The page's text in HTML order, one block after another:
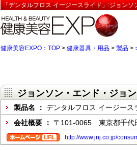
「デンタルフロス イージースライド」:ジョン
健康美容EXPO：TOP > 健康器具・用品 > 製品 >
ジョンソン・エンド・ジョ
製品名 ： デンタルフロス イージース
会社概要 ： 〒101-0065 東京都千代
http://www.jnj.co.jp/